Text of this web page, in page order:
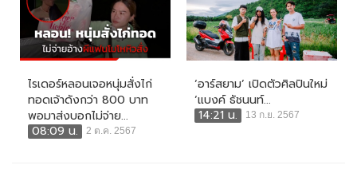
ไรเดอร์หลอนเจอหนุ่มสั่งไก่
ทอดเจ้าดังกว่า 800 บาท
พอมาส่งบอกไม่จ่าย...
08:09 น.
2 ต.ค. 2567
‘อาร์สยาม’ เปิดตัวศิลปินใหม่
‘แบงค์ ธัชนนท์...
14:21 น.
13 ก.ย. 2567